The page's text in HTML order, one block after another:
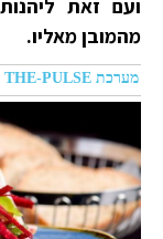
ועם זאת
מהמובן מאליו.
מערכת THE-PULSE